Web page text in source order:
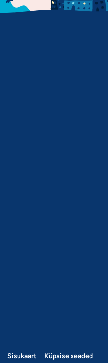
Sisukaart Küpsise seaded